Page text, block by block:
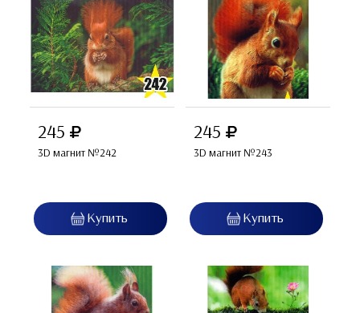
245
3D магнит №242
245
3D магнит №243